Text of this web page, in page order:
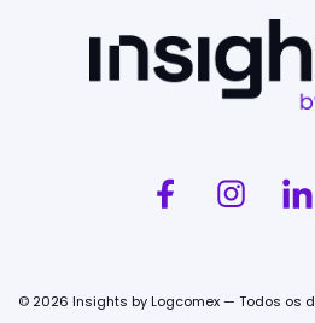
© 2026 Insights by Logcomex — Todos os